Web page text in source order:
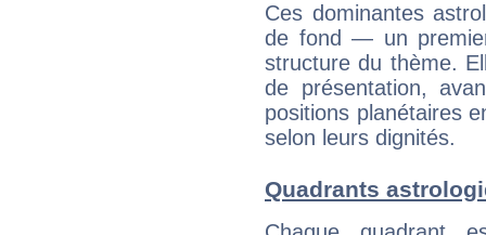
Ces dominantes
de fond — un
structure du thème.
de présentation,
positions planétaires
selon leurs dignités.
Quadrants